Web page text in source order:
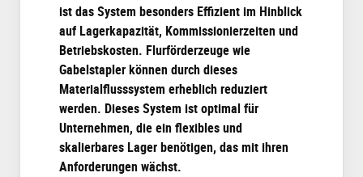
ist das System besonders Effizient im Hinblick
auf Lagerkapazität, Kommissionierzeiten und
Betriebskosten. Flurförderzeuge wie
Gabelstapler können durch dieses
Materialflusssystem erheblich reduziert
werden. Dieses System ist optimal für
Unternehmen, die ein flexibles und
skalierbares Lager benötigen, das mit ihren
Anforderungen wächst.